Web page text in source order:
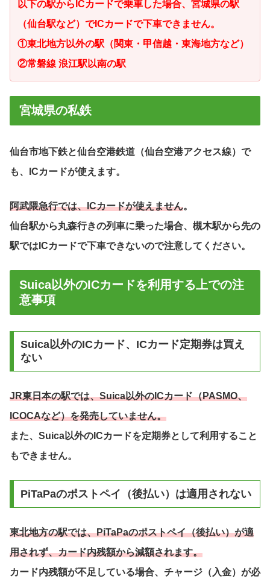
以下の駅からICカードで乗車した場合、宮城県の駅
（仙台駅など）でICカードで下車できません。
①東北地方以外の駅（関東・甲信越・東海地方など）
②常磐線 浪江駅以南の駅
宮城県の私鉄
仙台市地下鉄と仙台空港鉄道（仙台空港アクセス線）で
も、ICカードが使えます。
阿武隈急行では、ICカードが使えません。
仙台駅から丸森行きの列車に乗った場合、槻木駅から先の
駅ではICカードで下車できないので注意してください。
Suica以外のICカードを利用する上での注
意事項
Suica以外のICカード、ICカード定期券は買え
ない
JR東日本の駅では、Suica以外のICカード（PASMO、
ICOCAなど）を発売していません。
また、Suica以外のICカードを定期券として利用すること
もできません。
PiTaPaのポストペイ（後払い）は適用されない
東北地方の駅では、PiTaPaのポストペイ（後払い）が適
用されず、カード内残額から減額されます。
カード内残額が不足している場合、チャージ（入金）が必